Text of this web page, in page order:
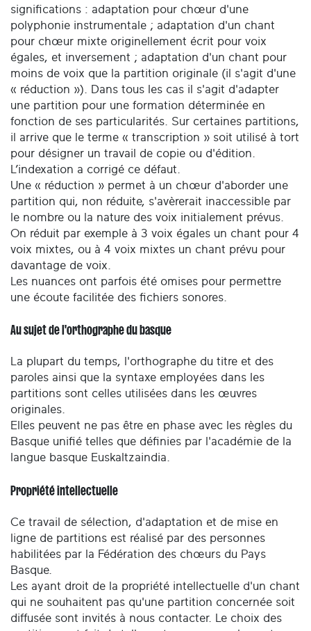
significations : adaptation pour chœur d'une
polyphonie instrumentale ; adaptation d'un chant
pour chœur mixte originellement écrit pour voix
égales, et inversement ; adaptation d'un chant pour
moins de voix que la partition originale (il s'agit d'une
« réduction »). Dans tous les cas il s'agit d'adapter
une partition pour une formation déterminée en
fonction de ses particularités. Sur certaines partitions,
il arrive que le terme « transcription » soit utilisé à tort
pour désigner un travail de copie ou d'édition.
L’indexation a corrigé ce défaut.
Une « réduction » permet à un chœur d'aborder une
partition qui, non réduite, s'avèrerait inaccessible par
le nombre ou la nature des voix initialement prévus.
On réduit par exemple à 3 voix égales un chant pour 4
voix mixtes, ou à 4 voix mixtes un chant prévu pour
davantage de voix.
Les nuances ont parfois été omises pour permettre
une écoute facilitée des fichiers sonores.
Au sujet de l'orthographe du basque
La plupart du temps, l'orthographe du titre et des
paroles ainsi que la syntaxe employées dans les
partitions sont celles utilisées dans les œuvres
originales.
Elles peuvent ne pas être en phase avec les règles du
Basque unifié telles que définies par l'académie de la
langue basque Euskaltzaindia.
Propriété intellectuelle
Ce travail de sélection, d'adaptation et de mise en
ligne de partitions est réalisé par des personnes
habilitées par la Fédération des chœurs du Pays
Basque.
Les ayant droit de la propriété intellectuelle d'un chant
qui ne souhaitent pas qu'une partition concernée soit
diffusée sont invités à nous contacter. Le choix des